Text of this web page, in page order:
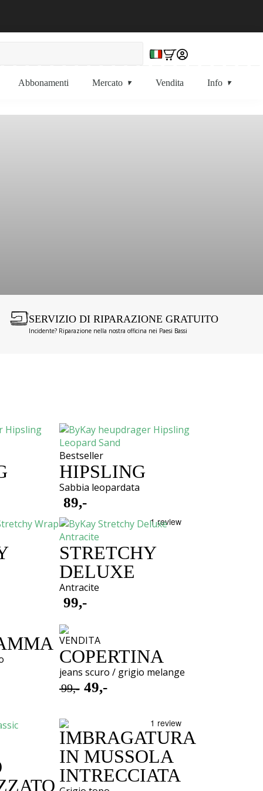
Abbonamenti Mercato Vendita Info
SERVIZIO DI RIPARAZIONE GRATUITO
Incidente? Riparazione nella nostra officina nei Paesi Bassi
Bestseller
HIPSLING
Sabbia leopardata
89,-
STRETCHY
DELUXE
Antracite
99,-
VENDITA
COPERTINA
jeans scuro / grigio melange
99,-
Oorspronkelijke
was:
€ 99,-.
49,-
Huidige
is:
€ 49,-.
IMBRAGATURA
IN MUSSOLA
INTRECCIATA